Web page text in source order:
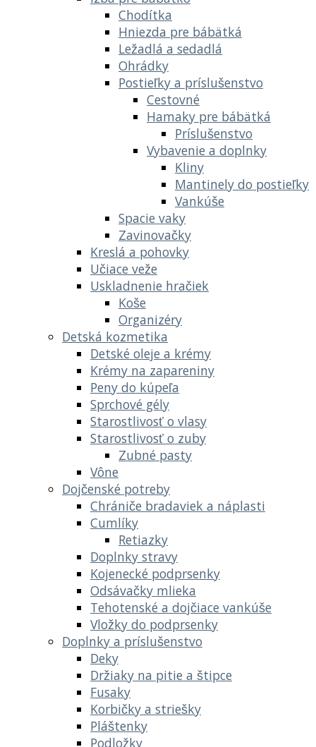
Chodítka
Hniezda pre bábätká
Ležadlá a sedadlá
Ohrádky
Postieľky a príslušenstvo
Cestovné
Hamaky pre bábätká
Príslušenstvo
Vybavenie a doplnky
Kliny
Mantinely do postieľky
Vankúše
Spacie vaky
Zavinovačky
Kreslá a pohovky
Učiace veže
Uskladnenie hračiek
Koše
Organizéry
Detská kozmetika
Detské oleje a krémy
Krémy na zapareniny
Peny do kúpeľa
Sprchové gély
Starostlivosť o vlasy
Starostlivosť o zuby
Zubné pasty
Vône
Dojčenské potreby
Chrániče bradaviek a náplasti
Cumlíky
Retiazky
Doplnky stravy
Kojenecké podprsenky
Odsávačky mlieka
Tehotenské a dojčiace vankúše
Vložky do podprsenky
Doplnky a príslušenstvo
Deky
Držiaky na pitie a štipce
Fusaky
Korbičky a striešky
Pláštenky
Podložky